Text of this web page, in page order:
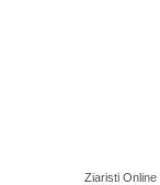
Ziaristi Online